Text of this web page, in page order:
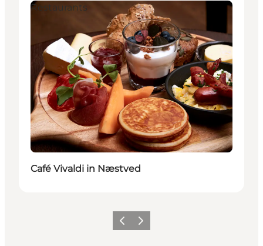
Restaurants
Café Vivaldi in Næstved
ZurückWeiter